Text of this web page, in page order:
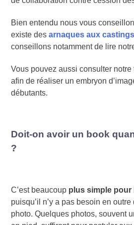
Bien entendu nous vous
existe desarnaques aux castings
conseillons notamment de lire
Vous pouvez aussi consulter
afin de réaliser un embryon
débutants.
Doit-on avoir un book
?
C’est beaucoup plus simple
puisqu’il n’y a pas besoin en
photo. Quelques photos, souvent